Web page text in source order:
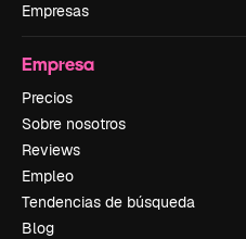
Empresas
Empresa
Precios
Sobre nosotros
Reviews
Empleo
Tendencias de búsqueda
Blog